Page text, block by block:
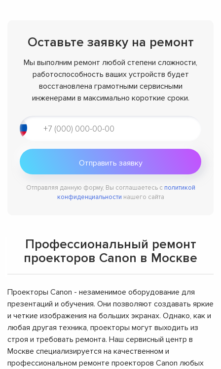
Оставьте заявку на ремонт
Мы выполним ремонт любой степени сложности,
работоспособность ваших устройств будет
восстановлена грамотными сервисными
инженерами в максимально короткие сроки.
Отправляя данную форму, Вы соглашаетесь с политикой
конфиденциальности нашего сайта
Профессиональный ремонт
проекторов Canon в Москве
Проекторы Canon - незаменимое оборудование для
презентаций и обучения. Они позволяют создавать яркие
и четкие изображения на больших экранах. Однако, как и
любая другая техника, проекторы могут выходить из
строя и требовать ремонта. Наш сервисный центр в
Москве специализируется на качественном и
профессиональном ремонте проекторов Canon любых